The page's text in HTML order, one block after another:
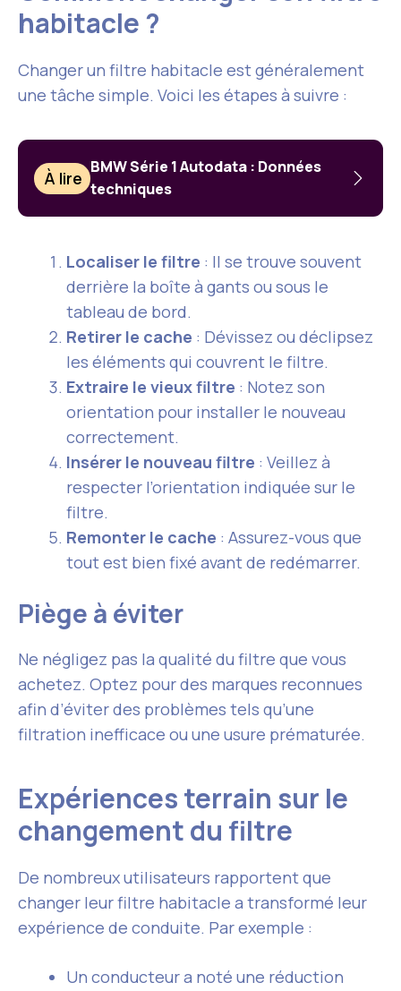
habitacle ?
Changer un filtre habitacle est généralement
une tâche simple. Voici les étapes à suivre :
À lire
BMW Série 1 Autodata : Données
techniques
Localiser le filtre : Il se trouve souvent
derrière la boîte à gants ou sous le
tableau de bord.
Retirer le cache : Dévissez ou déclipsez
les éléments qui couvrent le filtre.
Extraire le vieux filtre : Notez son
orientation pour installer le nouveau
correctement.
Insérer le nouveau filtre : Veillez à
respecter l’orientation indiquée sur le
filtre.
Remonter le cache : Assurez-vous que
tout est bien fixé avant de redémarrer.
Piège à éviter
Ne négligez pas la qualité du filtre que vous
achetez. Optez pour des marques reconnues
afin d’éviter des problèmes tels qu’une
filtration inefficace ou une usure prématurée.
Expériences terrain sur le
changement du filtre
De nombreux utilisateurs rapportent que
changer leur filtre habitacle a transformé leur
expérience de conduite. Par exemple :
Un conducteur a noté une réduction